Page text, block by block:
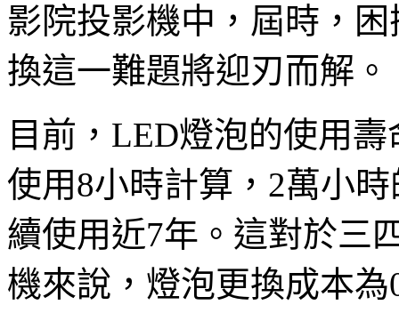
影院投影機中，屆時，
換這一難題將迎刃而解。
目前，LED燈泡的使用
使用8小時計算，2萬小
續使用近7年。這對於三
機來說，燈泡更換成本